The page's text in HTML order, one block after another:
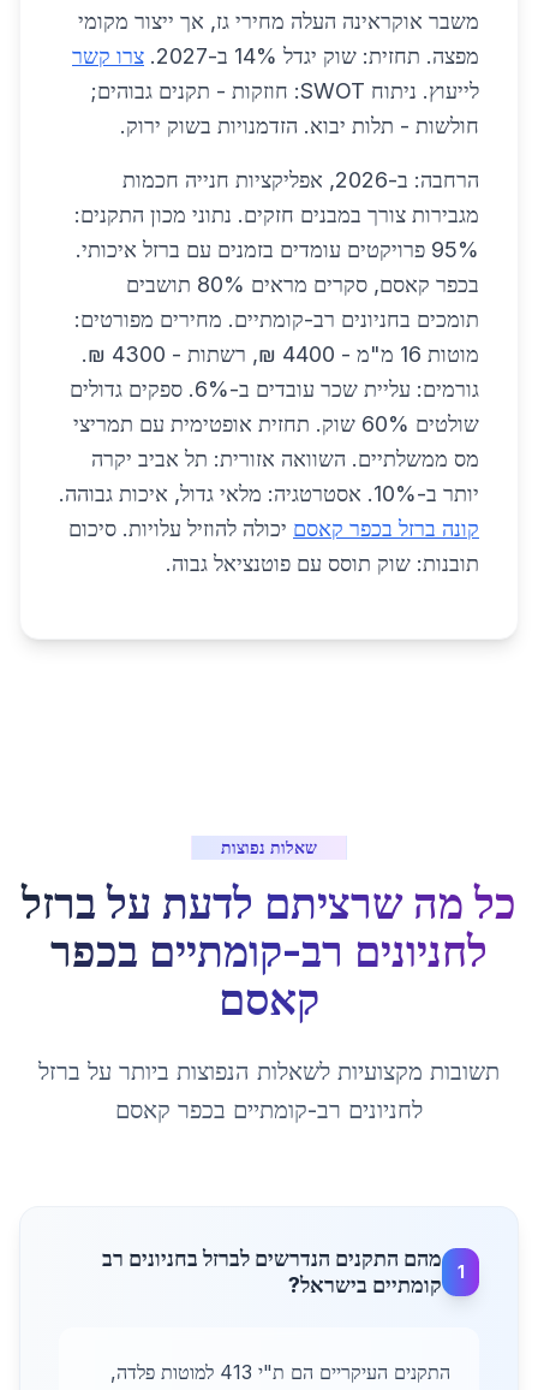
משבר אוקראינה העלה מחירי גז, אך ייצור מקומי
מפצה. תחזית: שוק יגדל 14% ב-2027.
צרו קשר
לייעוץ. ניתוח SWOT: חוזקות - תקנים גבוהים;
חולשות - תלות יבוא. הזדמנויות בשוק ירוק.
הרחבה: ב-2026, אפליקציות חנייה חכמות
מגבירות צורך במבנים חזקים. נתוני מכון התקנים:
95% פרויקטים עומדים בזמנים עם ברזל איכותי.
בכפר קאסם, סקרים מראים 80% תושבים
תומכים בחניונים רב-קומתיים. מחירים מפורטים:
מוטות 16 מ"מ - 4400 ₪, רשתות - 4300 ₪.
גורמים: עליית שכר עובדים ב-6%. ספקים גדולים
שולטים 60% שוק. תחזית אופטימית עם תמריצי
מס ממשלתיים. השוואה אזורית: תל אביב יקרה
יותר ב-10%. אסטרטגיה: מלאי גדול, איכות גבוהה.
קונה ברזל בכפר קאסם יכולה להוזיל עלויות. סיכום
תובנות: שוק תוסס עם פוטנציאל גבוה.
שאלות נפוצות
כל מה שרציתם לדעת על ברזל
לחניונים רב-קומתיים בכפר
קאסם
תשובות מקצועיות לשאלות הנפוצות ביותר על ברזל
לחניונים רב-קומתיים בכפר קאסם
1
מהם התקנים הנדרשים לברזל בחניונים רב
קומתיים בישראל?
התקנים העיקריים הם ת"י 413 למוטות פלדה,